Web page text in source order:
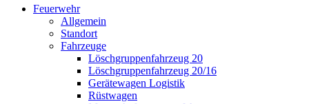
Feuerwehr
Allgemein
Standort
Fahrzeuge
Löschgruppen­fahrzeug 20
Lösch­gruppen­fahrzeug 20/16
Geräte­wagen Logistik
Rüst­wagen